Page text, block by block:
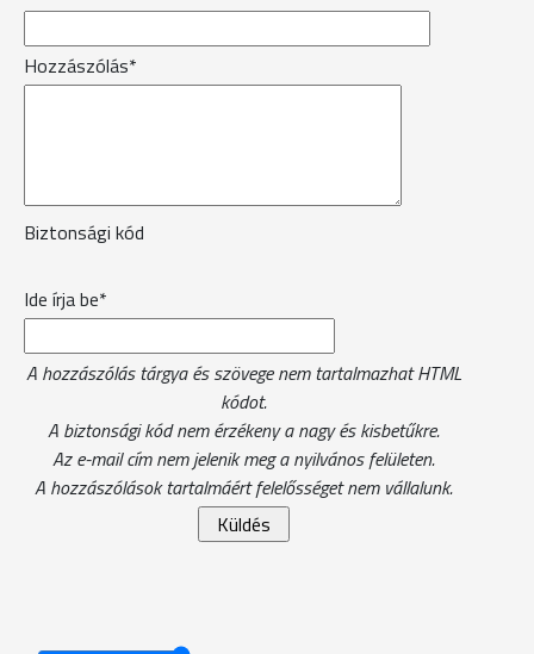
Hozzászólás*
Biztonsági kód
Ide írja be*
A hozzászólás tárgya és szövege nem tartalmazhat HTML
kódot.
A biztonsági kód nem érzékeny a nagy és kisbetűkre.
Az e-mail cím nem jelenik meg a nyilvános felületen.
A hozzászólások tartalmáért felelősséget nem vállalunk.